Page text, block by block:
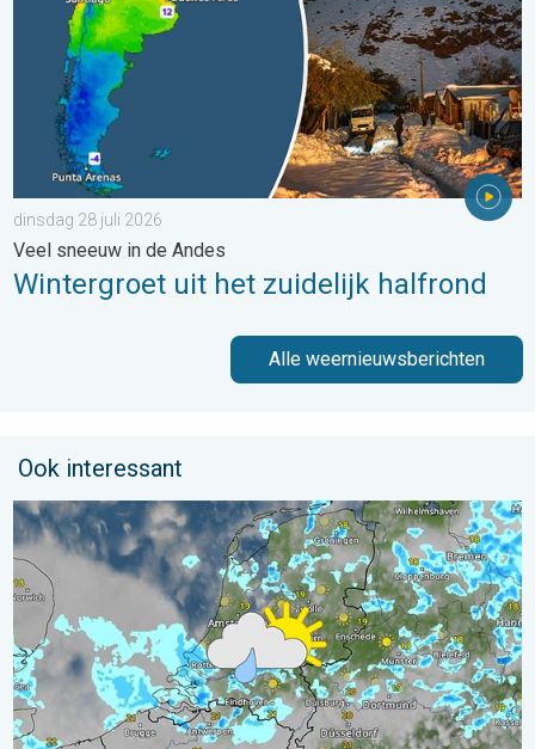
dinsdag 28 juli 2026
Veel sneeuw in de Andes
Wintergroet uit het zuidelijk halfrond
Alle weernieuwsberichten
Ook interessant
Woensdag buien en koeler. Ook meer wind. . . dinsdag 21 juli